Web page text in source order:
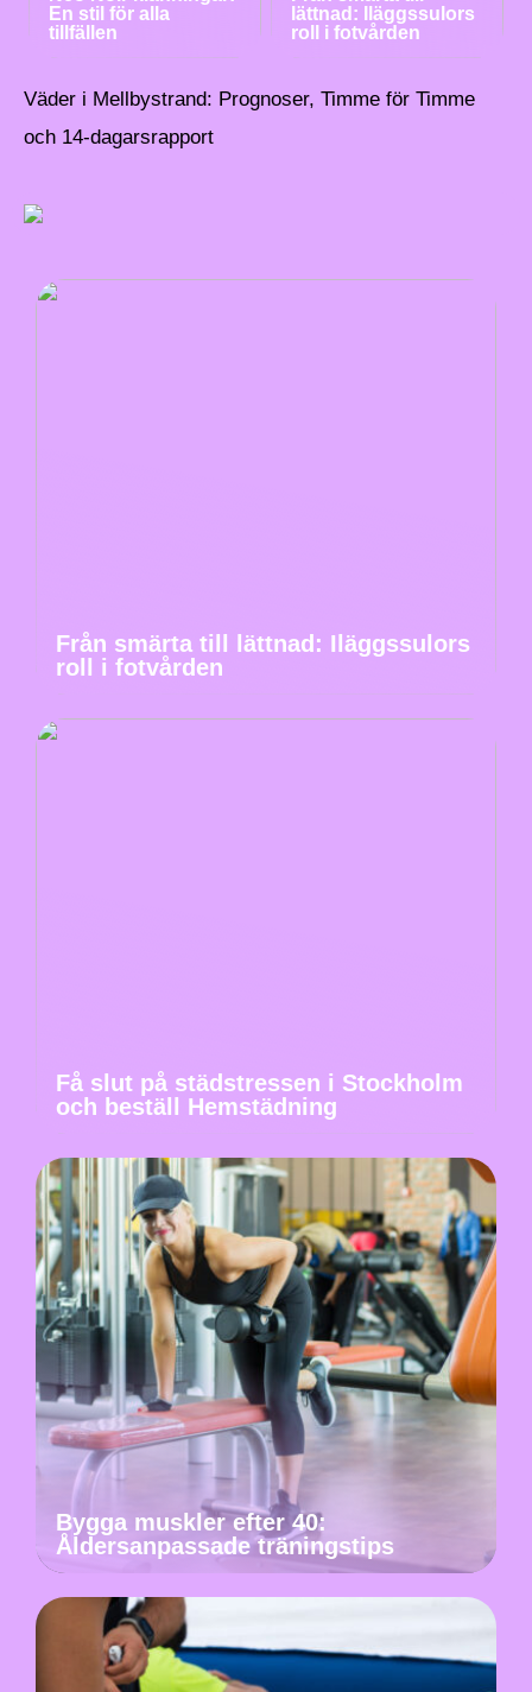
En stil för alla
tillfällen
lättnad: Iläggssulors
roll i fotvården
Väder i Mellbystrand: Prognoser, Timme för Timme
och 14-dagarsrapport
Från smärta till lättnad: Iläggssulors
roll i fotvården
Få slut på städstressen i Stockholm
och beställ Hemstädning
Bygga muskler efter 40:
Åldersanpassade träningstips